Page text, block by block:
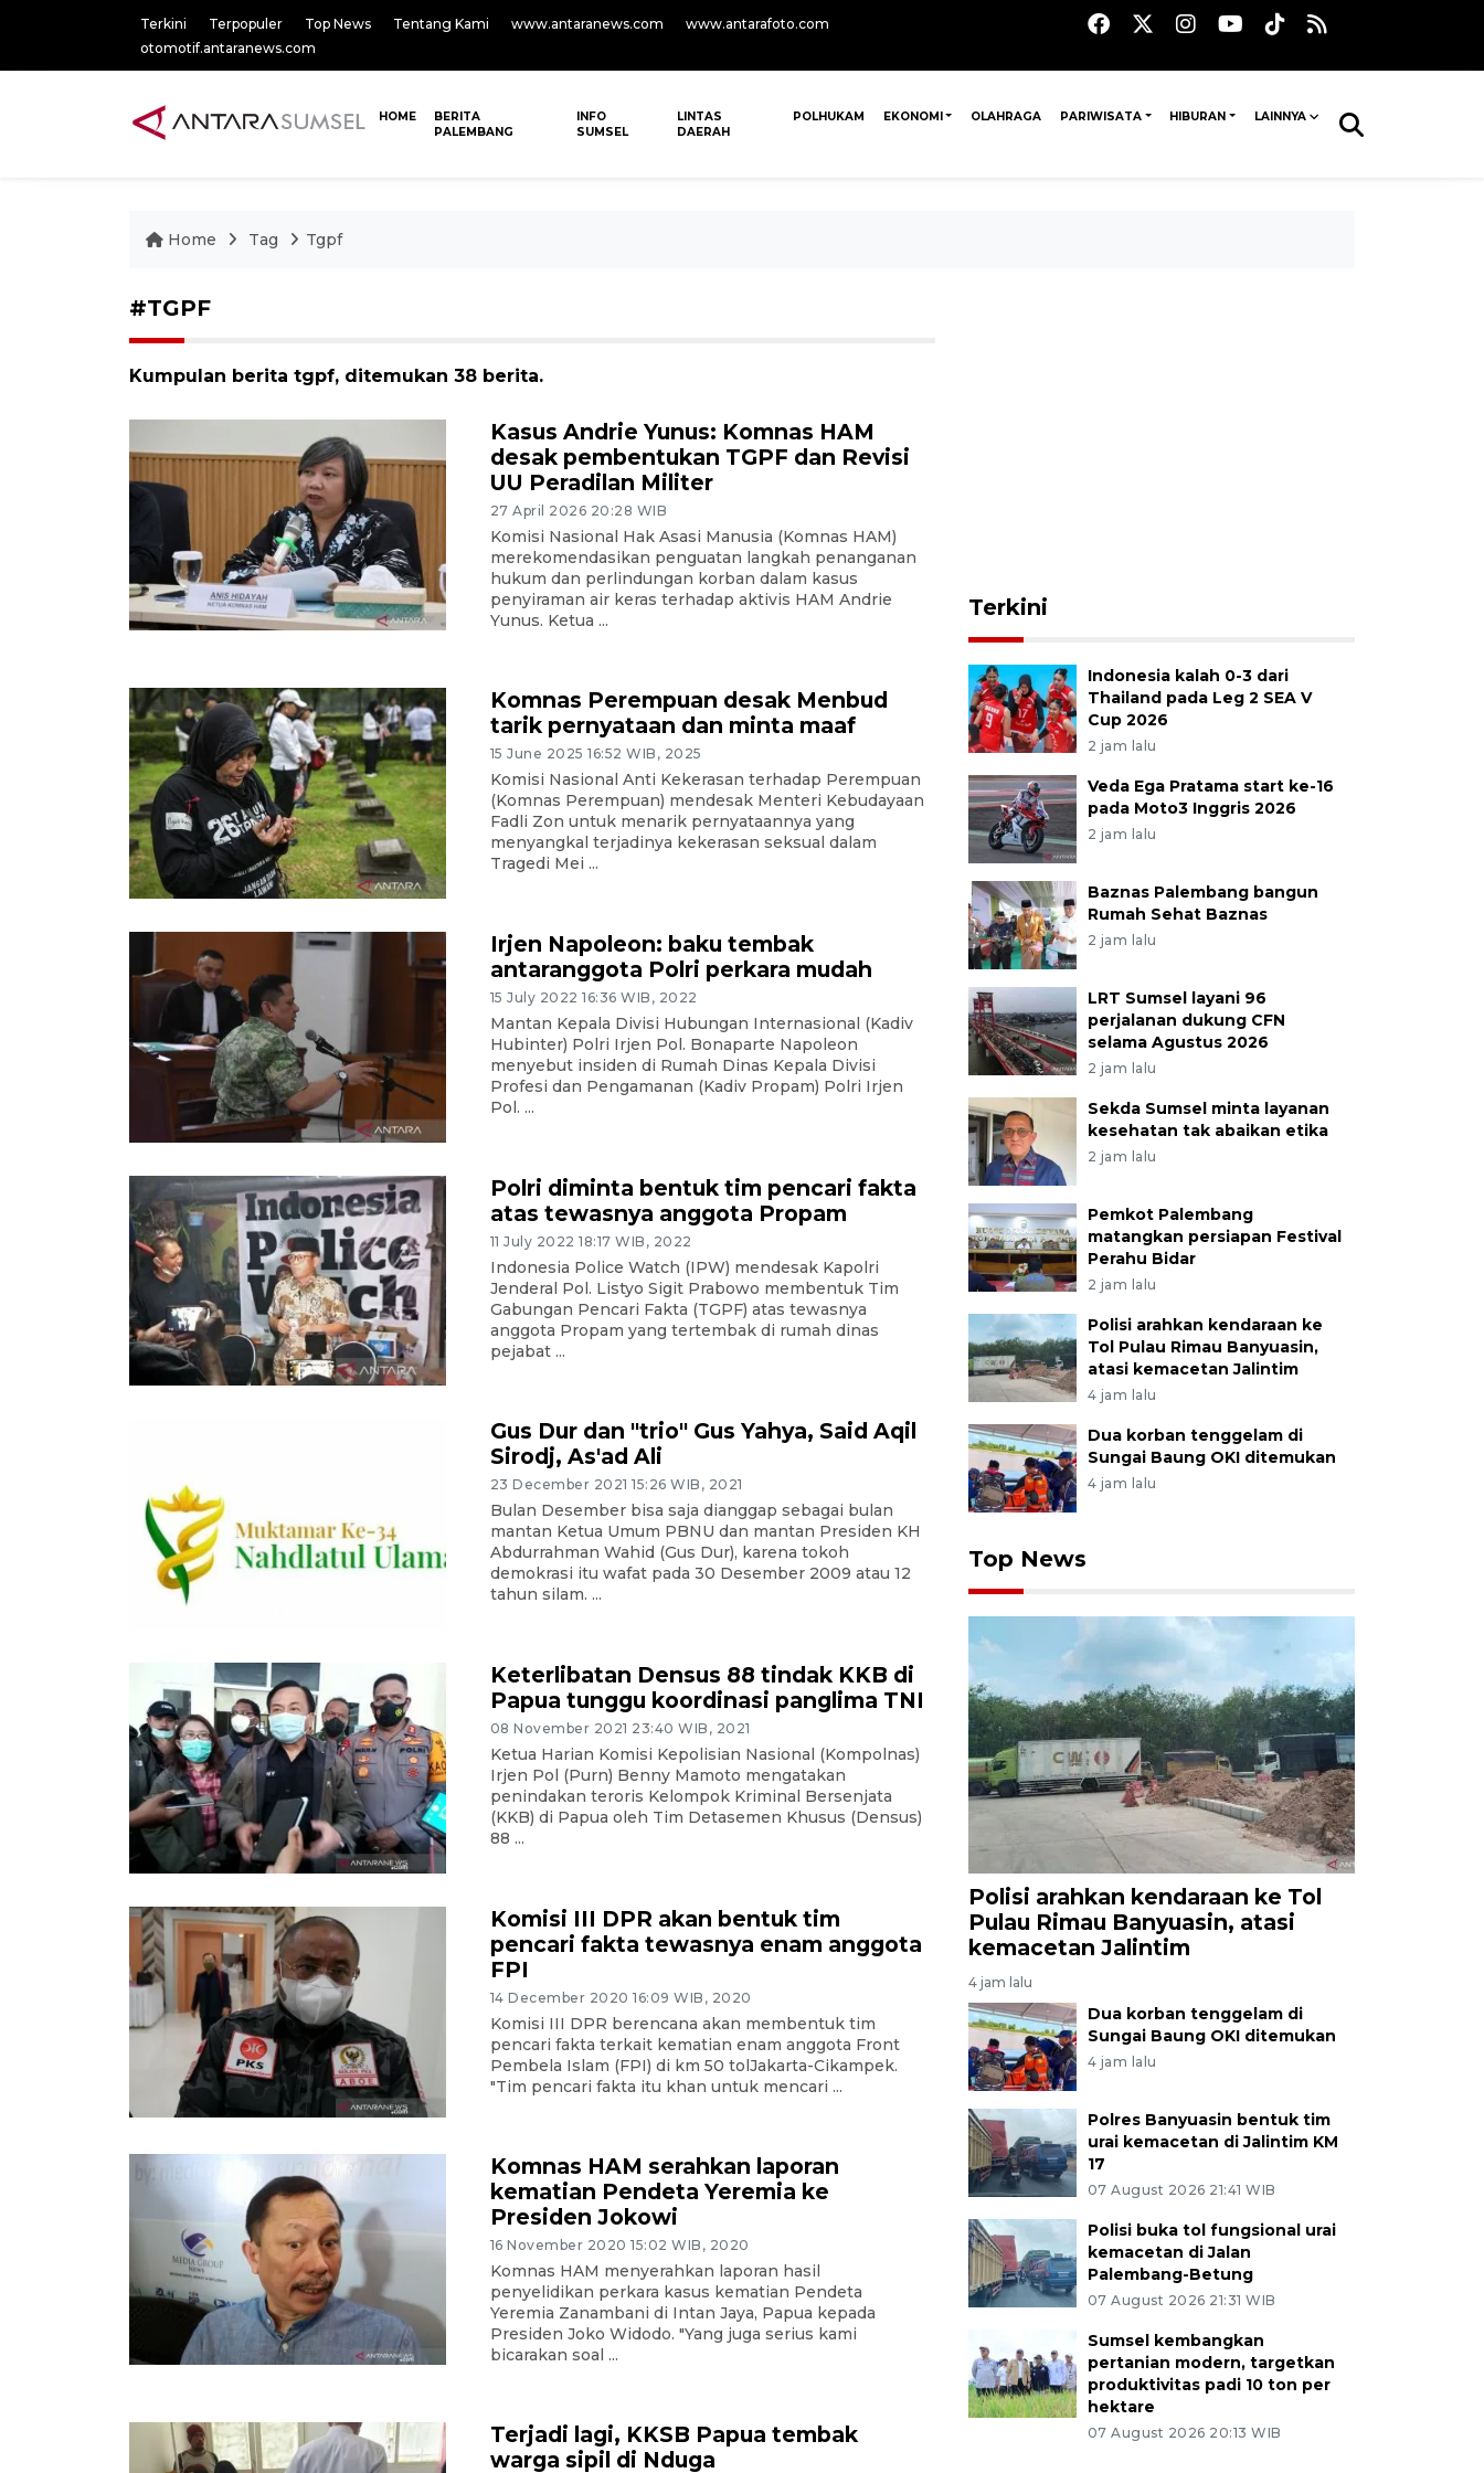
Terkini Terpopuler Top News Tentang Kami www.antaranews.com
www.antarafoto.com
otomotif.antaranews.com
HOME
BERITA
PALEMBANG
INFO
SUMSEL
LINTAS
DAERAH
POLHUKAM EKONOMI OLAHRAGA PARIWISATA HIBURAN LAINNYA
Home Tag Tgpf
#TGPF
Kumpulan berita tgpf, ditemukan 38 berita.
Kasus Andrie Yunus: Komnas HAM
desak pembentukan TGPF dan Revisi
UU Peradilan Militer
27 April 2026 20:28 WIB
Komisi Nasional Hak Asasi Manusia (Komnas HAM)
merekomendasikan penguatan langkah penanganan
hukum dan perlindungan korban dalam kasus
penyiraman air keras terhadap aktivis HAM Andrie
Yunus. Ketua ...
Komnas Perempuan desak Menbud
tarik pernyataan dan minta maaf
15 June 2025 16:52 WIB, 2025
Komisi Nasional Anti Kekerasan terhadap Perempuan
(Komnas Perempuan) mendesak Menteri Kebudayaan
Fadli Zon untuk menarik pernyataannya yang
menyangkal terjadinya kekerasan seksual dalam
Tragedi Mei ...
Irjen Napoleon: baku tembak
antaranggota Polri perkara mudah
15 July 2022 16:36 WIB, 2022
Mantan Kepala Divisi Hubungan Internasional (Kadiv
Hubinter) Polri Irjen Pol. Bonaparte Napoleon
menyebut insiden di Rumah Dinas Kepala Divisi
Profesi dan Pengamanan (Kadiv Propam) Polri Irjen
Pol. ...
Polri diminta bentuk tim pencari fakta
atas tewasnya anggota Propam
11 July 2022 18:17 WIB, 2022
Indonesia Police Watch (IPW) mendesak Kapolri
Jenderal Pol. Listyo Sigit Prabowo membentuk Tim
Gabungan Pencari Fakta (TGPF) atas tewasnya
anggota Propam yang tertembak di rumah dinas
pejabat ...
Gus Dur dan "trio" Gus Yahya, Said Aqil
Sirodj, As'ad Ali
23 December 2021 15:26 WIB, 2021
Bulan Desember bisa saja dianggap sebagai bulan
mantan Ketua Umum PBNU dan mantan Presiden KH
Abdurrahman Wahid (Gus Dur), karena tokoh
demokrasi itu wafat pada 30 Desember 2009 atau 12
tahun silam. ...
Keterlibatan Densus 88 tindak KKB di
Papua tunggu koordinasi panglima TNI
08 November 2021 23:40 WIB, 2021
Ketua Harian Komisi Kepolisian Nasional (Kompolnas)
Irjen Pol (Purn) Benny Mamoto mengatakan
penindakan teroris Kelompok Kriminal Bersenjata
(KKB) di Papua oleh Tim Detasemen Khusus (Densus)
88 ...
Komisi III DPR akan bentuk tim
pencari fakta tewasnya enam anggota
FPI
14 December 2020 16:09 WIB, 2020
Komisi III DPR berencana akan membentuk tim
pencari fakta terkait kematian enam anggota Front
Pembela Islam (FPI) di km 50 tolJakarta-Cikampek.
"Tim pencari fakta itu khan untuk mencari ...
Komnas HAM serahkan laporan
kematian Pendeta Yeremia ke
Presiden Jokowi
16 November 2020 15:02 WIB, 2020
Komnas HAM menyerahkan laporan hasil
penyelidikan perkara kasus kematian Pendeta
Yeremia Zanambani di Intan Jaya, Papua kepada
Presiden Joko Widodo. "Yang juga serius kami
bicarakan soal ...
Terjadi lagi, KKSB Papua tembak
warga sipil di Nduga
Terkini
Indonesia kalah 0-3 dari
Thailand pada Leg 2 SEA V
Cup 2026
2 jam lalu
Veda Ega Pratama start ke-16
pada Moto3 Inggris 2026
2 jam lalu
Baznas Palembang bangun
Rumah Sehat Baznas
2 jam lalu
LRT Sumsel layani 96
perjalanan dukung CFN
selama Agustus 2026
2 jam lalu
Sekda Sumsel minta layanan
kesehatan tak abaikan etika
2 jam lalu
Pemkot Palembang
matangkan persiapan Festival
Perahu Bidar
2 jam lalu
Polisi arahkan kendaraan ke
Tol Pulau Rimau Banyuasin,
atasi kemacetan Jalintim
4 jam lalu
Dua korban tenggelam di
Sungai Baung OKI ditemukan
4 jam lalu
Top News
Polisi arahkan kendaraan ke Tol
Pulau Rimau Banyuasin, atasi
kemacetan Jalintim
4 jam lalu
Dua korban tenggelam di
Sungai Baung OKI ditemukan
4 jam lalu
Polres Banyuasin bentuk tim
urai kemacetan di Jalintim KM
17
07 August 2026 21:41 WIB
Polisi buka tol fungsional urai
kemacetan di Jalan
Palembang-Betung
07 August 2026 21:31 WIB
Sumsel kembangkan
pertanian modern, targetkan
produktivitas padi 10 ton per
hektare
07 August 2026 20:13 WIB